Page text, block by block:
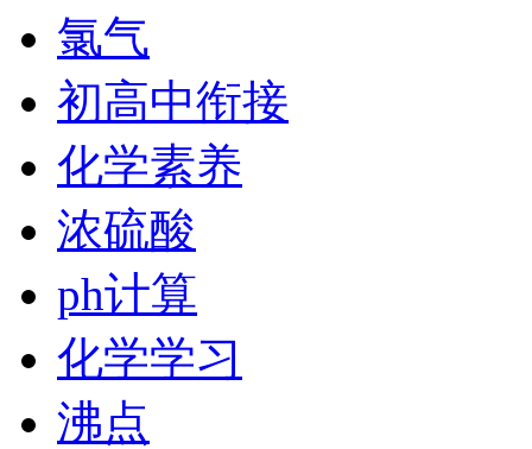
氯气
初高中衔接
化学素养
浓硫酸
ph计算
化学学习
沸点